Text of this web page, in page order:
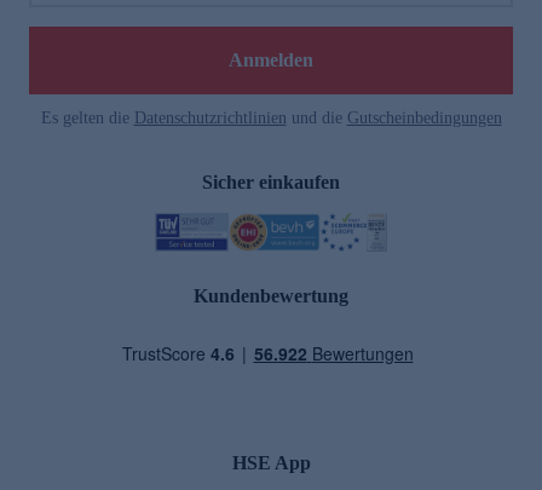
Anmelden
Es gelten die Datenschutzrichtlinien und die Gutscheinbedingungen
Sicher einkaufen
Kundenbewertung
HSE App